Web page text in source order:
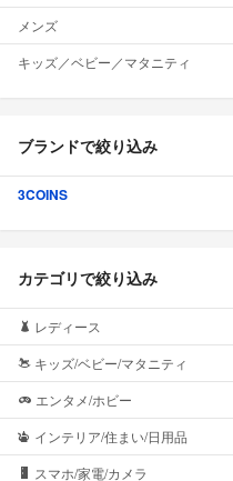
メンズ
キッズ／ベビー／マタニティ
ブランドで絞り込み
3COINS
カテゴリで絞り込み
レディース
キッズ/ベビー/マタニティ
エンタメ/ホビー
インテリア/住まい/日用品
スマホ/家電/カメラ